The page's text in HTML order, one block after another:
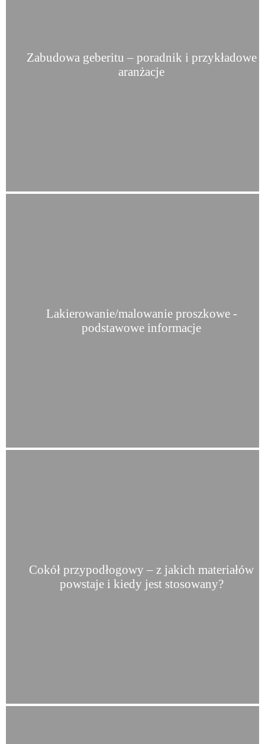
Zabudowa geberitu – poradnik i przykładowe
aranżacje
Lakierowanie/malowanie proszkowe -
podstawowe informacje
Cokół przypodłogowy – z jakich materiałów
powstaje i kiedy jest stosowany?